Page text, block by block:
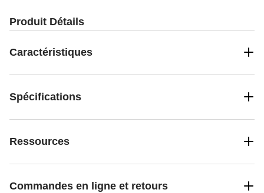
Produit Détails
Caractéristiques
Spécifications
Ressources
Commandes en ligne et retours